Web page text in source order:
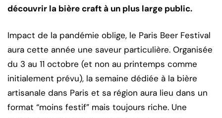
découvrir la bière craft à un plus large public.
Impact de la pandémie oblige, le Paris Beer Festival
aura cette année une saveur particulière. Organisée
du 3 au 11 octobre (et non au printemps comme
initialement prévu), la semaine dédiée à la bière
artisanale dans Paris et sa région aura lieu dans un
format “moins festif” mais toujours riche. Une